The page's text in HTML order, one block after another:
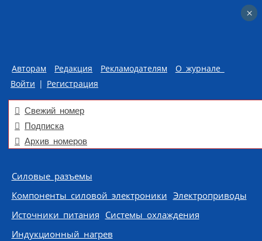
Авторам Редакция Рекламодателям
О журнале
Войти | Регистрация
Свежий номер
Подписка
Архив номеров
Skip to content
Силовые разъемы
Компоненты силовой электроники Электроприводы
Источники питания Системы охлаждения
Индукционный нагрев
×
×